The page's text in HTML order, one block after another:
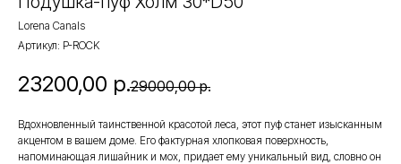
Lorena Canals
Артикул: P-ROCK
23200,00 р.29000,00 р.
Вдохновленный таинственной красотой леса, этот пуф станет изысканным
акцентом в вашем доме. Его фактурная хлопковая поверхность,
напоминающая лишайник и мох, придает ему уникальный вид, словно он